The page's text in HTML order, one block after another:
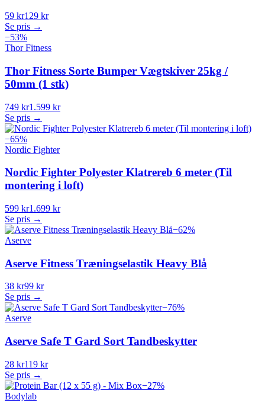
59 kr129 kr
Se pris →
−53%
Thor Fitness Sorte Bumper Vægtskiver 25kg /
50mm (1 stk)
749 kr1.599 kr
Se pris →
−65%
Nordic Fighter Polyester Klatrereb 6 meter (Til
599 kr1.699 kr
Se pris →
Aserve Fitness Træningselastik Heavy Blå
38 kr99 kr
Se pris →
28 kr119 kr
Se pris →